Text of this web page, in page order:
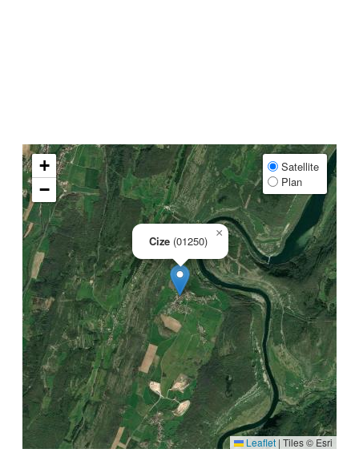
Cize (01250)
×
+
−
Satellite
Plan
Leaflet | Tiles © Esri